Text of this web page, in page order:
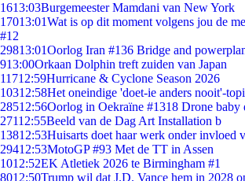
1613:03Burgemeester Mamdani van New York
17013:01Wat is op dit moment volgens jou de
#12
29813:01Oorlog Iran #136 Bridge and
913:00Orkaan Dolphin treft zuiden van Japan
11712:59Hurricane & Cyclone Season 2026
10312:58Het oneindige 'doet-ie anders nooit'-
28512:56Oorlog in Oekraïne #1318 Drone baby
27112:55Beeld van de Dag Art Installation b
13812:53Huisarts doet haar werk onder invloed
29412:53MotoGP #93 Met de TT in Assen
1012:52EK Atletiek 2026 te Birmingham #1
8012:50Trump wil dat J.D. Vance hem in 2028